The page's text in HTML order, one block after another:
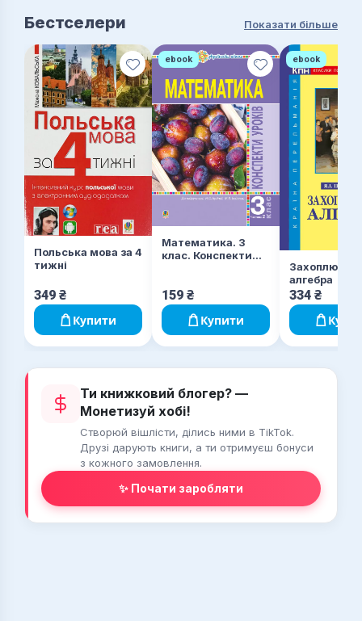
Бестселери Показати більше
Польська мова за 4
тижні
349 ₴
Купити
ebook
Математика. 3
клас. Конспекти
Н.О., Беденко М.В.)
159 ₴
Купити
ebook
Захоплююча
алгебра
334 ₴
Ти книжковий блогер? —
Монетизуй хобі!
Створюй вішлісти, ділись ними в TikTok.
Друзі дарують книги, а ти отримуєш бонуси
з кожного замовлення.
✨ Почати заробляти